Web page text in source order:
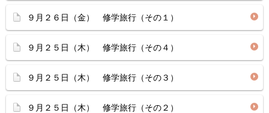
９月２６日（金） 修学旅行（その１）
９月２５日（木） 修学旅行（その４）
９月２５日（木） 修学旅行（その３）
９月２５日（木） 修学旅行（その２）